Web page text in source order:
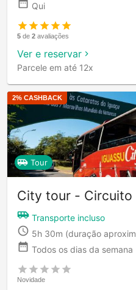
Qui
5 de 2 avaliações
Ver e reservar
Parcele em até 12x
2% CASHBACK
Tour
City tour - Circuito
Transporte incluso
5h 30m (duração
Todos os dias da semana
Novidade